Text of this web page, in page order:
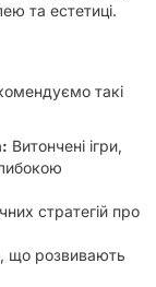
та естетиці.
такі
Витончені ігри,
стратегій про
що розвивають